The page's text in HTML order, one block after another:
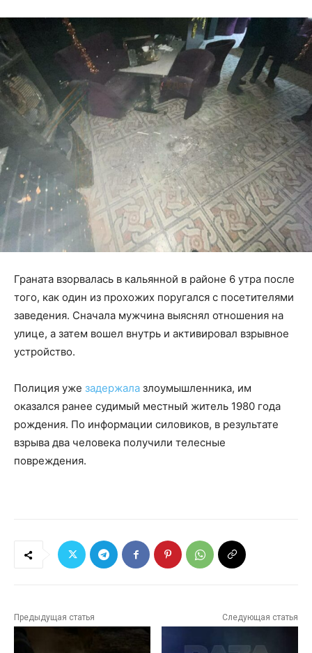
Граната взорвалась в кальянной в районе 6 утра после
того, как один из прохожих поругался с посетителями
заведения. Сначала мужчина выяснял отношения на
улице, а затем вошел внутрь и активировал взрывное
устройство.
Полиция уже задержала злоумышленника, им
оказался ранее судимый местный житель 1980 года
рождения. По информации силовиков, в результате
взрыва два человека получили телесные
повреждения.
Предыдущая статья Следующая статья